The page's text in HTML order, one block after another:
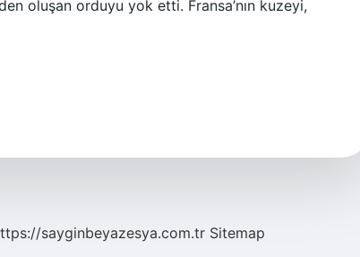
oluşan orduyu yok etti. Fransa’nın kuzeyi,
sayginbeyazesya.com.tr Sitemap